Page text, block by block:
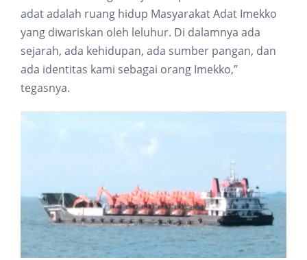
adat adalah ruang hidup Masyarakat Adat Imekko
yang diwariskan oleh leluhur. Di dalamnya ada
sejarah, ada kehidupan, ada sumber pangan, dan
ada identitas kami sebagai orang Imekko,”
tegasnya.